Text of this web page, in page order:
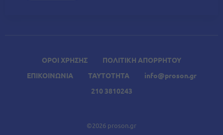
ΟΡΟΙ ΧΡΗΣΗΣ
ΠΟΛΙΤΙΚΗ ΑΠΟΡΡΗΤΟΥ
ΕΠΙΚΟΙΝΩΝΙΑ
ΤΑΥΤΟΤΗΤΑ
info@proson.gr
210 3810243
©2026 proson.gr